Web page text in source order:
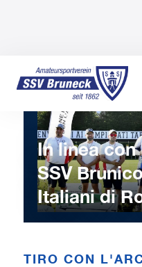
In linea
SSV
Italiani di
TIRO CON